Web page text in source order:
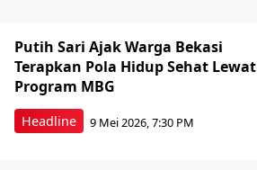
Headline
Putih Sari Ajak Warga Bekasi
Terapkan Pola Hidup Sehat Lewat
Program MBG
9 Mei 2026, 7:30 PM